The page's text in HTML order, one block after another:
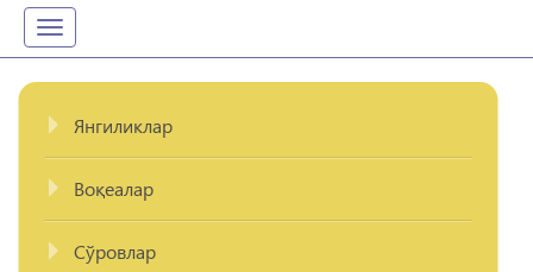
Toggle
navigation
Янгиликлар
Воқеалар
Сўровлар